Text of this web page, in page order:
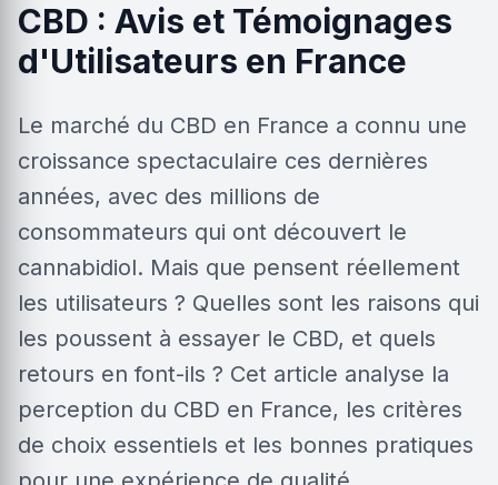
CBD : Avis et Témoignages
d'Utilisateurs en France
Le marché du CBD en France a connu une
croissance spectaculaire ces dernières
années, avec des millions de
consommateurs qui ont découvert le
cannabidiol. Mais que pensent réellement
les utilisateurs ? Quelles sont les raisons qui
les poussent à essayer le CBD, et quels
retours en font-ils ? Cet article analyse la
perception du CBD en France, les critères
de choix essentiels et les bonnes pratiques